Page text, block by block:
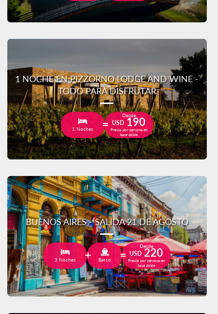
1 NOCHE EN PIZZORNO LODGE AND WINE -
TODO PARA DISFRUTAR
1 Noches
Desde
USD 190
Precio por persona en
base doble
BUENOS AIRES - SALIDA 21 DE AGOSTO
3 Noches Barco
Desde
USD 220
Precio por persona en
base doble